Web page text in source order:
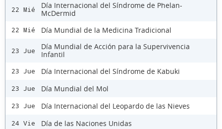
22 Mié
Día Internacional del Síndrome de Phelan-
McDermid
22 Mié Día Mundial de la Medicina Tradicional
23 Jue
Día Mundial de Acción para la Supervivencia
Infantil
23 Jue Día Internacional del Síndrome de Kabuki
23 Jue Día Mundial del Mol
23 Jue Día Internacional del Leopardo de las Nieves
24 Vie Día de las Naciones Unidas